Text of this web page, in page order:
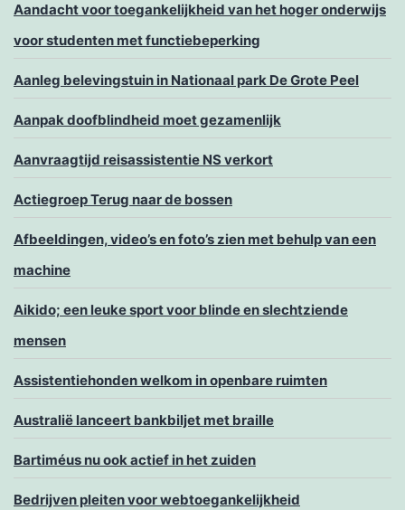
Aandacht voor toegankelijkheid van het hoger onderwijs
voor studenten met functiebeperking
Aanleg belevingstuin in Nationaal park De Grote Peel
Aanpak doofblindheid moet gezamenlijk
Aanvraagtijd reisassistentie NS verkort
Actiegroep Terug naar de bossen
Afbeeldingen, video’s en foto’s zien met behulp van een
machine
Aikido; een leuke sport voor blinde en slechtziende
mensen
Assistentiehonden welkom in openbare ruimten
Australië lanceert bankbiljet met braille
Bartiméus nu ook actief in het zuiden
Bedrijven pleiten voor webtoegankelijkheid